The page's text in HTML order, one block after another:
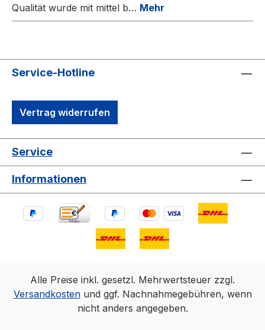
Qualität wurde mit mittel b… Mehr
Service-Hotline
Vertrag widerrufen
Service
Informationen
Alle Preise inkl. gesetzl. Mehrwertsteuer zzgl.
Versandkostenund ggf. Nachnahmegebühren, wenn
nicht anders angegeben.